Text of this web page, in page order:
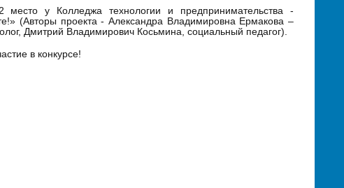
у Колледжа технологии и предпринимательства -
(Авторы проекта - Александра Владимировна Ермакова –
Дмитрий Владимирович Косьмина, социальный педагог).
в конкурсе!